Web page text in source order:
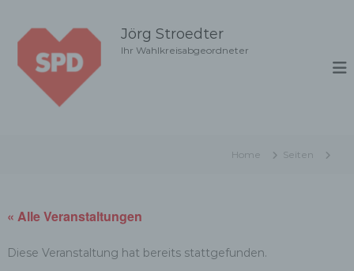
Jörg Stroedter
Ihr Wahlkreisabgeordneter
Home Seiten
« Alle Veranstaltungen
Diese Veranstaltung hat bereits stattgefunden.